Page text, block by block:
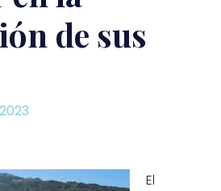
de sus
El